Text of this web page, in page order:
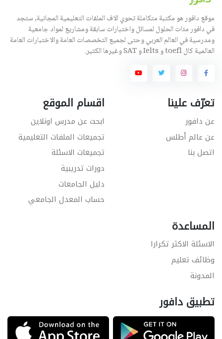
موقع دافور هو مكتبة متكاملة تحوي الاف الملفات التعليمية المجانية, ستجد
في دافور مئات الحلول لمسائل واختبارات سابقة ومشاريع لمواد جامعية
ومدرسية في العالم العربي وحتى لجميع التخصصات العامة والاختبارات العامة
العالمية كال toefl و Ielts و SAT وغيرها الكثير.
تعرّف علينا
عن دافور
عن عالم أطلس
اتصل بنا
اقسام الموقع
ابحث عن مدرس اونلاين
تجميعات الملفات التعليمية
تجميعات الاسئلة
دورات تدريبية
دليل الجامعات
حساب المعدل الجامعي
المساعدة
الاسئلة الاكثر تكرارا
وظائف تعليم
المدونة
تطبيق دافور